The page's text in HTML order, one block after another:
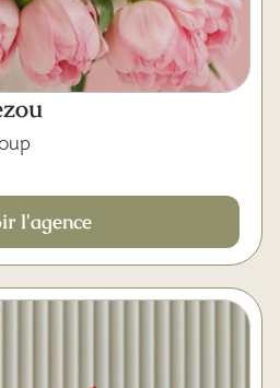
l'agence